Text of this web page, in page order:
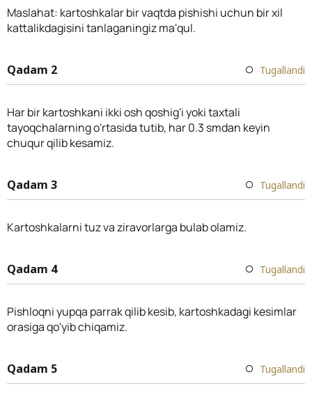
Maslahat: kartoshkalar bir vaqtda pishishi uchun bir xil
kattalikdagisini tanlaganingiz ma'qul.
Qadam 2 Tugallandi
Har bir kartoshkani ikki osh qoshig'i yoki taxtali
tayoqchalarning o'rtasida tutib, har 0.3 smdan keyin
chuqur qilib kesamiz.
Qadam 3 Tugallandi
Kartoshkalarni tuz va ziravorlarga bulab olamiz.
Qadam 4 Tugallandi
Pishloqni yupqa parrak qilib kesib, kartoshkadagi kesimlar
orasiga qo'yib chiqamiz.
Qadam 5 Tugallandi